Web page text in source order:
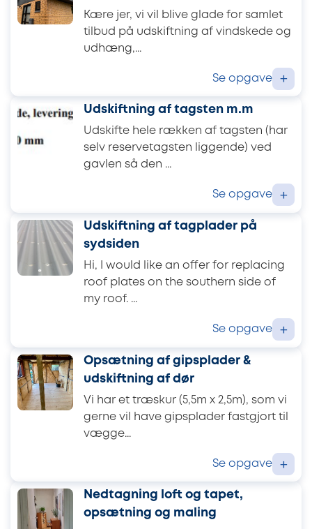
Kære jer, vi vil blive glade for samlet
tilbud på udskiftning af vindskede og
udhæng,...
Se opgave +
Udskiftning af tagsten m.m
Udskifte hele rækken af tagsten (har
selv reservetagsten liggende) ved
gavlen så den ...
Se opgave +
Udskiftning af tagplader på
sydsiden
Hi, I would like an offer for replacing
roof plates on the southern side of
my roof. ...
Se opgave +
Opsætning af gipsplader &
udskiftning af dør
Vi har et træskur (5,5m x 2,5m), som vi
gerne vil have gipsplader fastgjort til
vægge...
Se opgave +
Nedtagning loft og tapet,
opsætning og maling